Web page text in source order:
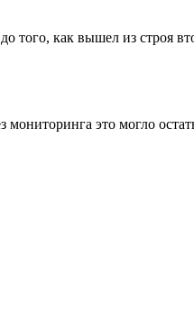
того, как вышел из строя
это могло